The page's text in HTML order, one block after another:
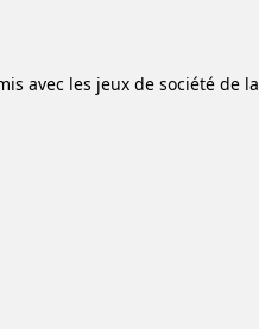
avec les jeux de société de la